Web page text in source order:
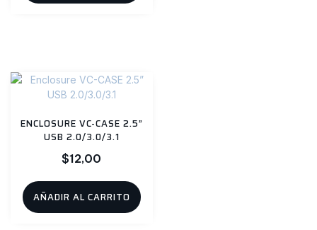
ENCLOSURE VC-CASE 2.5”
USB 2.0/3.0/3.1
$12,00
AÑADIR AL CARRITO